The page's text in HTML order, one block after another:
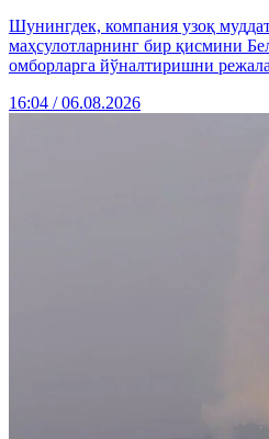
Шунингдек, компания узоқ
маҳсулотларнинг бир қисмини
омборларга йўналтиришни
16:04 / 06.08.2026